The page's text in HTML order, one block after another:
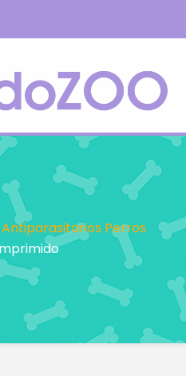
Antiparasitarios Perros